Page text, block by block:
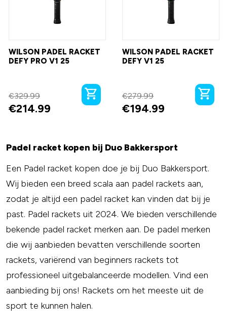
WILSON PADEL RACKET
DEFY PRO V1 25
€329.99
€214.99
WILSON PADEL RACKET
DEFY V1 25
€279.99
€194.99
Padel racket kopen bij Duo Bakkersport
Een Padel racket kopen doe je bij Duo Bakkersport.
Wij bieden een breed scala aan padel rackets aan,
zodat je altijd een padel racket kan vinden dat bij je
past. Padel rackets uit 2024. We bieden verschillende
bekende padel racket merken aan. De padel merken
die wij aanbieden bevatten verschillende soorten
rackets, variërend van beginners rackets tot
professioneel uitgebalanceerde modellen. Vind een
aanbieding bij ons! Rackets om het meeste uit de
sport te kunnen halen.